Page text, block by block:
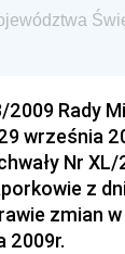
Komendy
Pracy
2009 Rady
września
Nr
z
zmian
2009r.